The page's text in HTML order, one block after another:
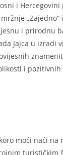
i
„Zajedno“
i prirodnu
Jajca u izradi
i
moći naći na
turističkim